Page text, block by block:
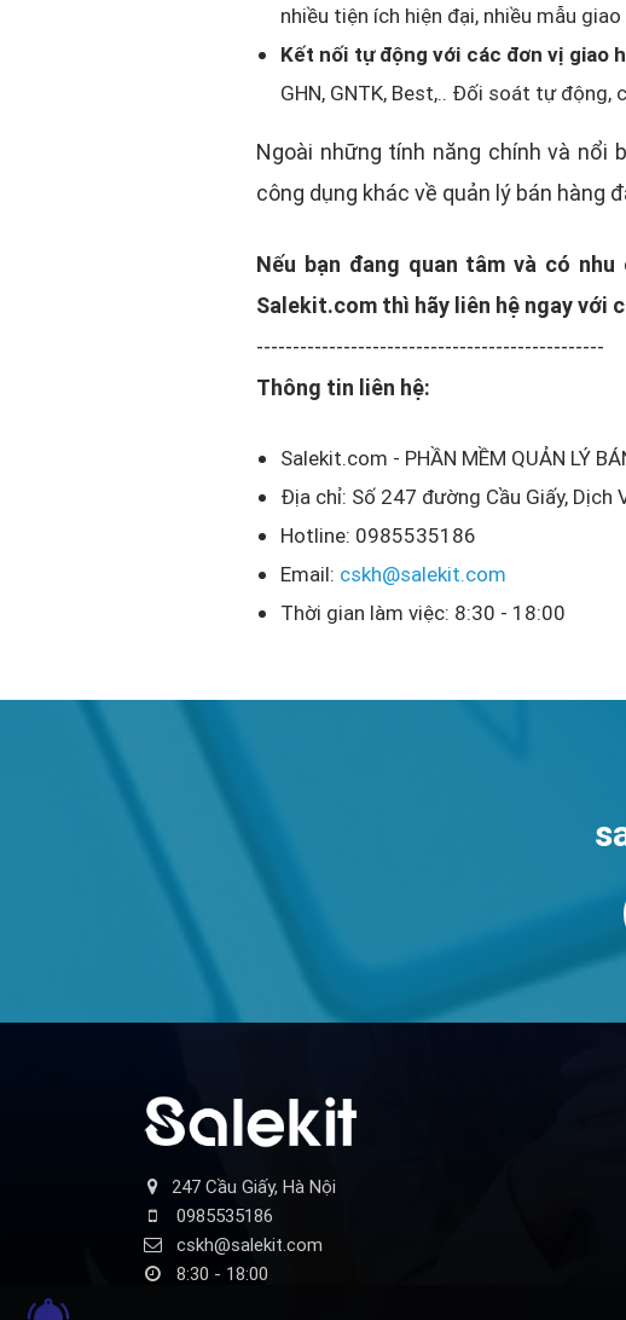
nhiều tiện ích hiện đại, nhiều mẫu
Kết nối tự động với các đơn vị giao
GHN, GNTK, Best,.. Đối soát tự động,
Ngoài những tính năng chính và nổi
công dụng khác về quản lý bán hàng
Nếu bạn đang quan tâm và có
Salekit.com thì hãy liên hệ ngay với
------------------------------------------------
Thông tin liên hệ:
Salekit.com - PHẦN MỀM QUẢN LÝ
Địa chỉ: Số 247 đường Cầu Giấy, Dịch
Hotline: 0985535186
Email: cskh@salekit.com
Thời gian làm việc: 8:30 - 18:00
247 Cầu Giấy, Hà Nội
0985535186
cskh@salekit.com
8:30 - 18:00